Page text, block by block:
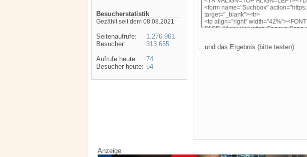
Besucherstatistik
Gezählt seit dem 08.08.2021
Seitenaufrufe:
Besucher:
Aufrufe heute:
Besucher heute:
1.276.961
313.655
74
54
...und das Ergebnis (bitte testen):
Anzeige